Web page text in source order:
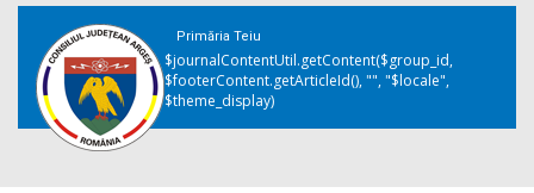
Primăria Teiu
$journalContentUtil.getContent($group_id,
$footerContent.getArticleId(), "", "$locale",
$theme_display)